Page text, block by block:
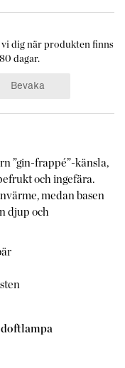
vi dig när produkten finns
dagar.
Bevaka
”gin-frappé”-känsla,
och ingefära.
medan basen
djup och